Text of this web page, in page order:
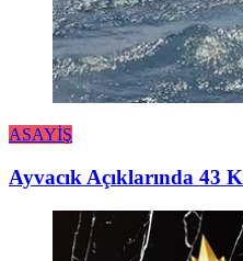
ASAYİŞ
Ayvacık Açıklarında 43